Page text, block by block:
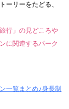
ーリーをたどる、
行」の見どころや
に関連するパーク
一覧まとめ♪身長制